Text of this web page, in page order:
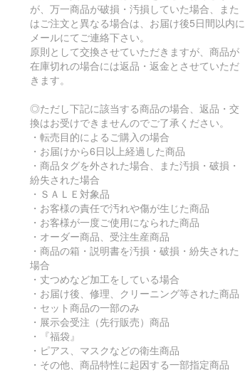
が、万一商品が破損・汚損していた場合、また
はご注文と異なる場合は、お届け後5日間以内に
メールにてご連絡下さい。
原則として交換させていただきますが、商品が
在庫切れの場合には返品・返金とさせていただ
きます。
◎ただし下記に該当する商品の場合、返品・交
換はお受けできませんのでご了承ください。
・転売目的によるご購入の場合
・お届けから6日以上経過した商品
・商品タグを外された場合、また汚損・破損・
紛失された場合
・ＳＡＬＥ対象品
・お客様の責任で汚れや傷が生じた商品
・お客様が一度ご使用になられた商品
・オーダー商品、受注生産商品
・商品の箱・説明書を汚損・破損・紛失された
場合
・丈つめなど加工をしている場合
・お届け後、修理、クリーニング等された商品
・セット商品の一部のみ
・展示会受注（先行販売）商品
・『福袋』
・ピアス、マスクなどの衛生商品
・その他、商品特性に起因する一部指定商品